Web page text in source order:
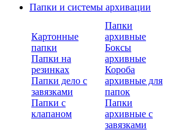
Папки и системы архивации
Картонные
папки
Папки на
резинках
Папки дело с
завязками
Папки с
клапаном
Папки
архивные
Боксы
архивные
Короба
архивные для
папок
Папки
архивные с
завязками